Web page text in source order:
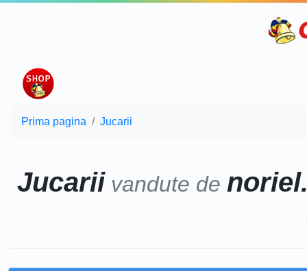
Prima pagina Jucarii
Jucarii vandute de